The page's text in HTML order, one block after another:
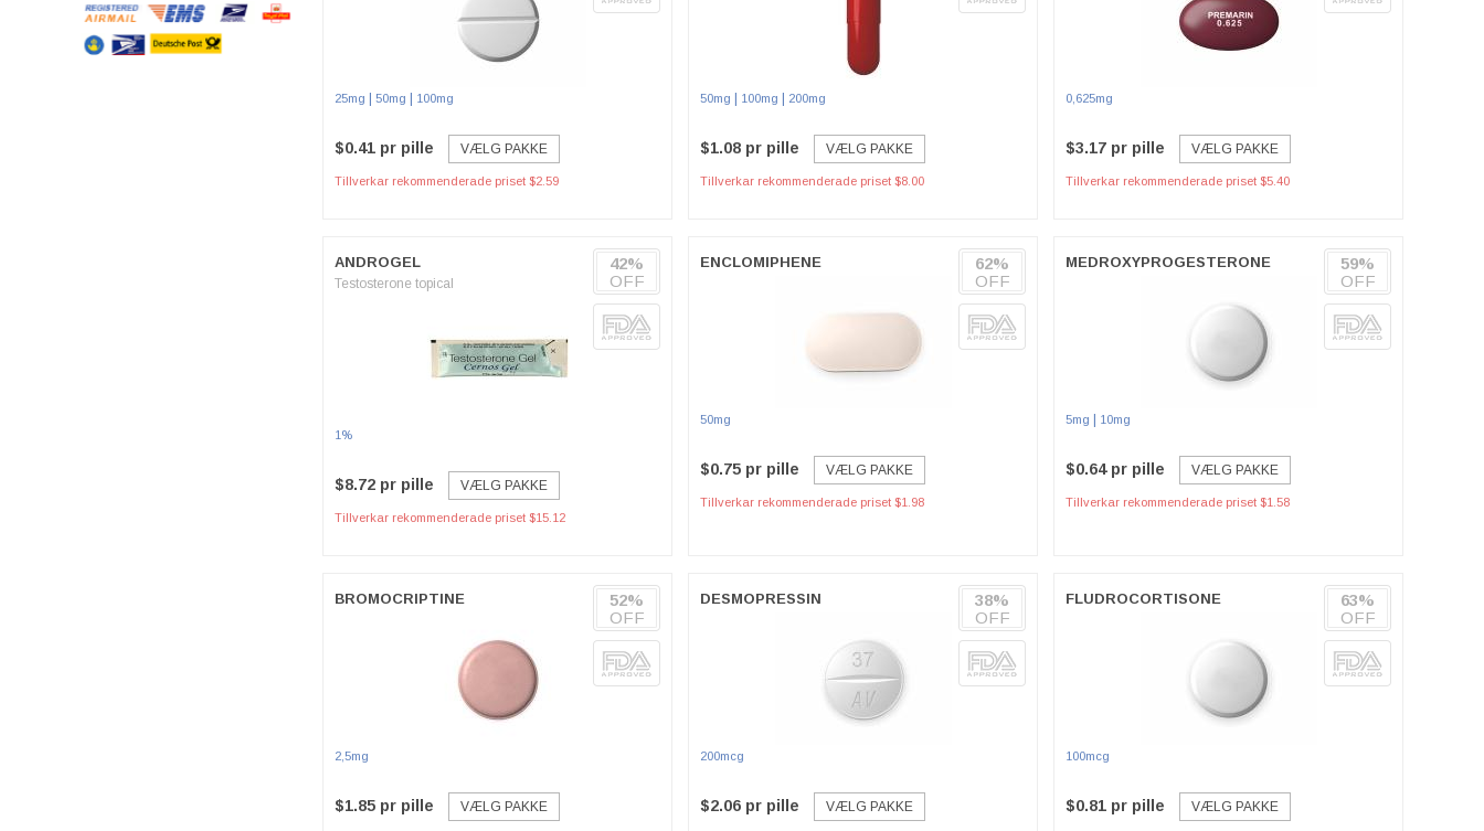
25mg 50mg 100mg
$0.41 pr pille VÆLG PAKKE
Tillverkar rekommenderade priset $2.59
50mg 100mg 200mg
$1.08 pr pille VÆLG PAKKE
Tillverkar rekommenderade priset $8.00
0,625mg
$3.17 pr pille VÆLG PAKKE
Tillverkar rekommenderade priset $5.40
ANDROGEL
Testosterone topical
1%
$8.72 pr pille VÆLG PAKKE
Tillverkar rekommenderade priset $15.12
42%
OFF
ENCLOMIPHENE
50mg
$0.75 pr pille VÆLG PAKKE
Tillverkar rekommenderade priset $1.98
62%
OFF
MEDROXYPROGESTERONE
5mg 10mg
$0.64 pr pille VÆLG PAKKE
Tillverkar rekommenderade priset $1.58
59%
OFF
BROMOCRIPTINE
2,5mg
$1.85 pr pille VÆLG PAKKE
52%
OFF
DESMOPRESSIN
200mcg
$2.06 pr pille VÆLG PAKKE
38%
OFF
FLUDROCORTISONE
100mcg
$0.81 pr pille VÆLG PAKKE
63%
OFF